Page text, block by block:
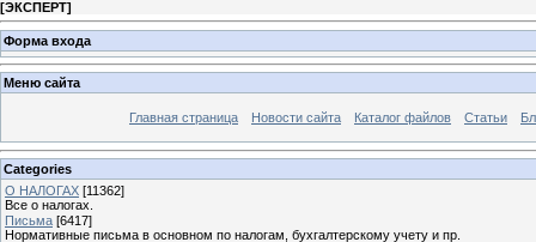
[ЭКСПЕРТ]
Форма входа
Меню сайта
Главная страница Новости сайта Каталог файлов Статьи
Categories
О НАЛОГАХ [11362]
Все о налогах.
Письма [6417]
Нормативные письма в основном по налогам, бухгалтерскому учету и пр.